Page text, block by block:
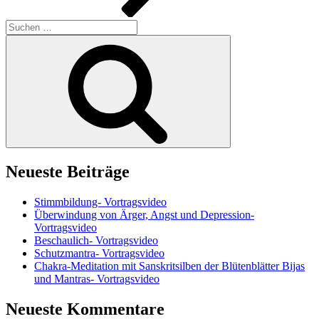
Suchen
nach:
Neueste Beiträge
Stimmbildung- Vortragsvideo
Überwindung von Ärger, Angst und Depression-
Vortragsvideo
Beschaulich- Vortragsvideo
Schutzmantra- Vortragsvideo
Chakra-Meditation mit Sanskritsilben der Blütenblätter Bijas
und Mantras- Vortragsvideo
Neueste Kommentare